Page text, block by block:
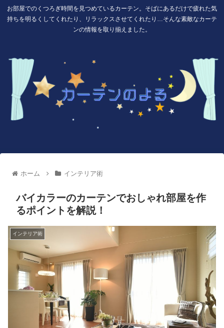
お部屋でのくつろぎ時間を見つめているカーテン。そばにあるだけで疲れた気
持ちを明るくしてくれたり、リラックスさせてくれたり…そんな素敵なカーテ
ンの情報を取り揃えました。
ホーム インテリア術
バイカラーのカーテンでおしゃれ部屋を作
るポイントを解説！
インテリア術